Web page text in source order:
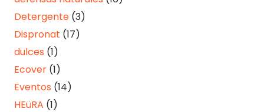
Detergente (3)
Dispronat (17)
dulces (1)
Ecover (1)
Eventos (14)
HEüRA (1)